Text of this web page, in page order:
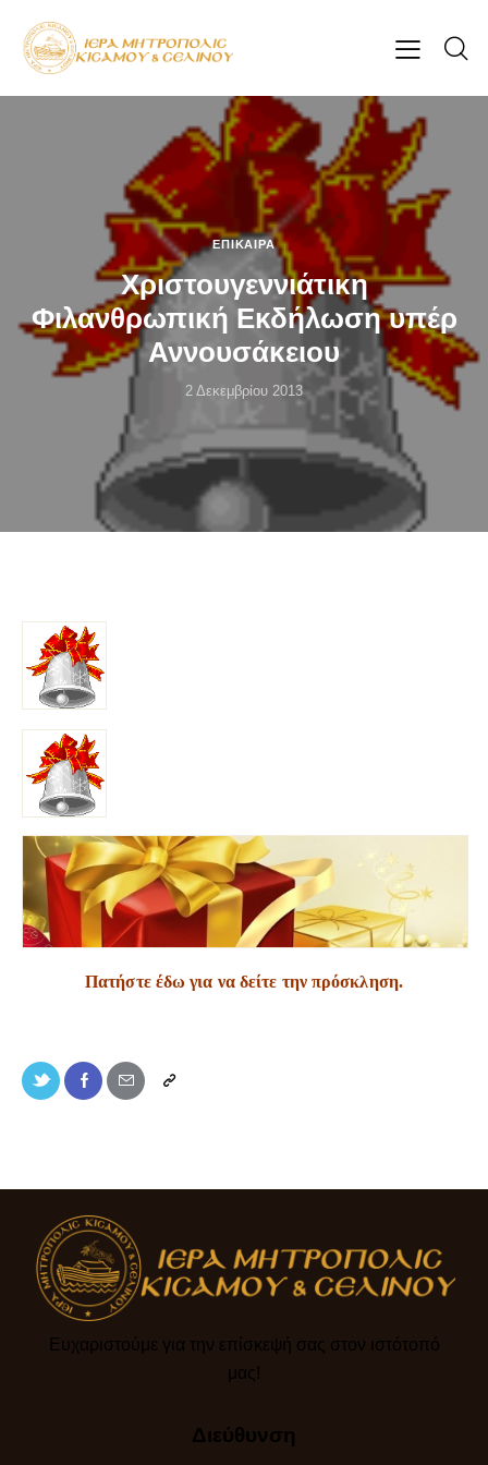
ΕΠΊΚΑΙΡΑ
Χριστουγεννιάτικη
Φιλανθρωπική Εκδήλωση υπέρ
Αννουσάκειου
2 Δεκεμβρίου 2013
Πατήστε έδω για να δείτε την πρόσκληση.
Ευχαριστούμε για την επίσκεψή σας στον ιστότοπό
μας!​
Διεύθυνση